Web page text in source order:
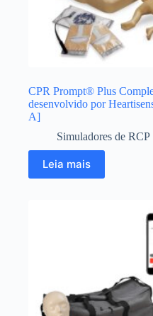
CPR Prompt® Plus
desenvolvido por
A]
Simuladores de RCP
Leia mais